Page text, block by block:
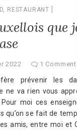
, RESTAURANT
que
2022 1 Comment
prévenir les
ne va rien vous
moi ces
qu’on se fait de
amis, entre moi et